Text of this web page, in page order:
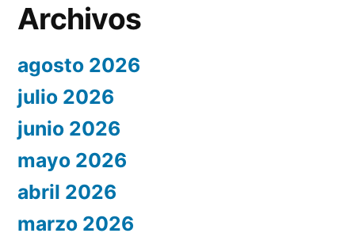
Archivos
agosto 2026
julio 2026
junio 2026
mayo 2026
abril 2026
marzo 2026